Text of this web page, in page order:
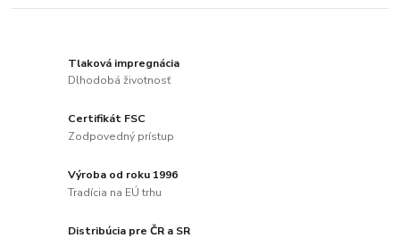
Tlaková impregnácia
Dlhodobá životnosť
Certifikát FSC
Zodpovedný prístup
Výroba od roku 1996
Tradícia na EÚ trhu
Distribúcia pre ČR a SR